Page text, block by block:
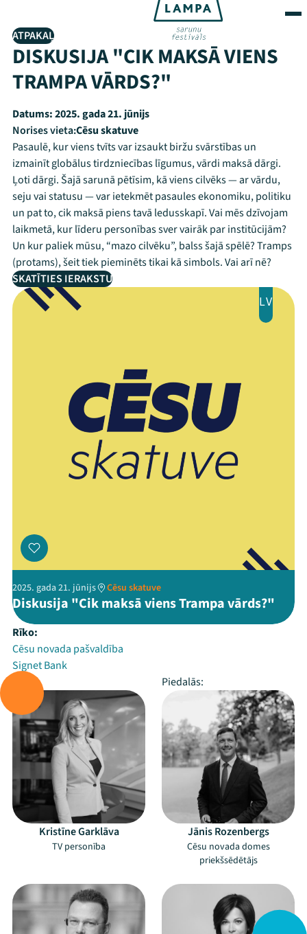
ATPAKAĻ
DISKUSIJA "CIK MAKSĀ VIENS
TRAMPA VĀRDS?"
Datums:2025. gada 21. jūnijs
Norises vieta:Cēsu skatuve
Pasaulē, kur viens tvīts var izsaukt biržu svārstības un
izmainīt globālus tirdzniecības līgumus, vārdi maksā dārgi.
Ļoti dārgi. Šajā sarunā pētīsim, kā viens cilvēks — ar vārdu,
seju vai statusu — var ietekmēt pasaules ekonomiku, politiku
un pat to, cik maksā piens tavā ledusskapī. Vai mēs dzīvojam
laikmetā, kur līderu personības sver vairāk par institūcijām?
Un kur paliek mūsu, “mazo cilvēku”, balss šajā spēlē? Tramps
(protams), šeit tiek pieminēts tikai kā simbols. Vai arī nē?
SKATĪTIES IERAKSTU
LV
2025. gada 21. jūnijs Cēsu skatuve
Diskusija "Cik maksā viens Trampa vārds?"
Rīko:
Cēsu novada pašvaldība
Signet Bank
Vada:
Piedalās:
Kristīne Garklāva
TV personība
Jānis Rozenbergs
Cēsu novada domes
priekšsēdētājs